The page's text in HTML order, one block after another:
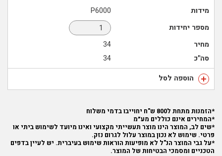
מידות
P6000
מספר יחידות
מחיר
34
סה"כ
34
הוספה לסל
*הזמנות מתחת ל800 ש"ח יחוייבו בדמי משלוח
*המחירים אינם כוללים מע״מ
*שים לב, המוצר הינו מוצר תעשייתי מקצועי ואינו מיועד לשימוש ביתי או
פרטי. שימוש לא נכון במוצר עלול לגרום נזק.
*על גבי המוצר הנ"ל לא מופיעות הוראות שימוש בעיברית. יש לעיין בדפים
הטכניים ומסמכי הבטיחות של המוצר.